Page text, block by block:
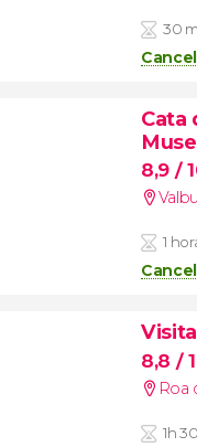
30
Cata
8,9 /
1
8,8 /
Roa
1h